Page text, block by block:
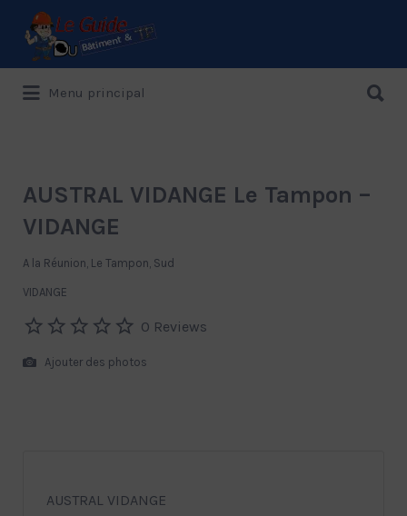
Le Guide de référence depuis 1995
Rechercher:
Menu principal
AUSTRAL VIDANGE Le Tampon –
VIDANGE
A la Réunion, Le Tampon, Sud
VIDANGE
0 Reviews
Ajouter des photos
AUSTRAL VIDANGE